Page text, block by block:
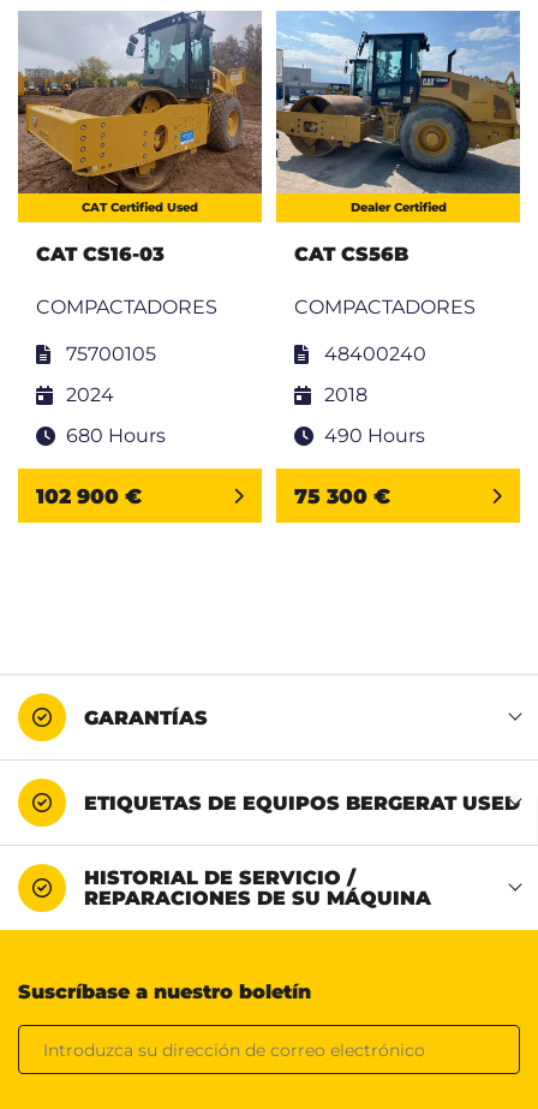
CAT Certified Used
CAT CS16-03
COMPACTADORES
75700105
2024
680 Hours
102 900 €
Dealer Certified
CAT CS56B
COMPACTADORES
48400240
2018
490 Hours
75 300 €
GARANTÍAS
ETIQUETAS DE EQUIPOS BERGERAT USED
HISTORIAL DE SERVICIO /
REPARACIONES DE SU MÁQUINA
Suscríbase a nuestro boletín